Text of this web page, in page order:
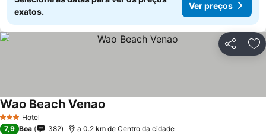
exatos.
Ver preços
Partilhar
3 EstrelasHotel
Wao Beach Venao
7,9 Boa 382 a 0.2 km de Centro da cidade